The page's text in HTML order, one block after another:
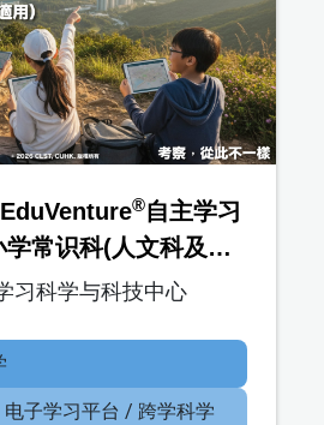
®自主学习
常识科(人文科及科
民与社会发展科
习科学与科技中心
电子学习平台 / 跨学科学